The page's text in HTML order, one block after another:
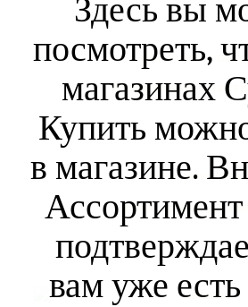
Испарители и
Расходники для
Здесь вы
посмотреть,
магазинах
Купить
в магазине.
вам уже есть